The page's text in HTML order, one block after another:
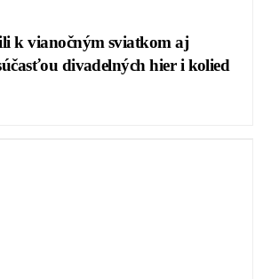
k vianočným sviatkom aj
divadelných hier i kolied